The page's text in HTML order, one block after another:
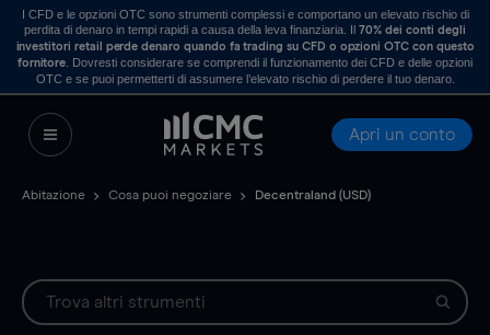
I CFD e le opzioni OTC sono strumenti complessi e comportano un elevato rischio di
perdita di denaro in tempi rapidi a causa della leva finanziaria. Il70% dei conti degli
investitori retail perde denaro quando fa trading su CFD o opzioni OTC con questo
fornitore . Dovresti considerare se comprendi il funzionamento dei CFD e delle opzioni
OTC e se puoi permetterti di assumere l’elevato rischio di perdere il tuo denaro.
Apri un conto
Abitazione Cosa puoi negoziare Decentraland (USD)